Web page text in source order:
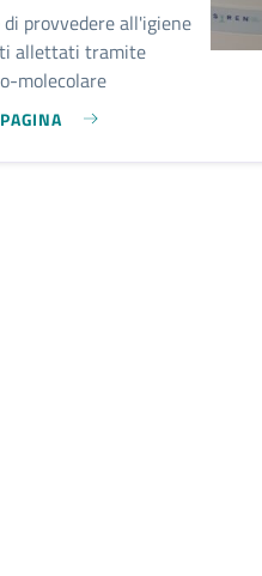
provvedere all'igiene
allettati tramite
molecolare